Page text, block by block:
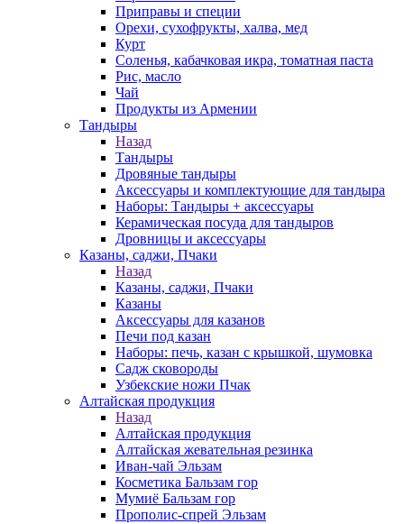
Приправы и специи
Орехи, сухофрукты, халва, мед
Курт
Соленья, кабачковая икра, томатная паста
Рис, масло
Чай
Продукты из Армении
Тандыры
Назад
Тандыры
Дровяные тандыры
Аксессуары и комплектующие для тандыра
Наборы: Тандыры + аксессуары
Керамическая посуда для тандыров
Дровницы и аксессуары
Казаны, саджи, Пчаки
Назад
Казаны, саджи, Пчаки
Казаны
Аксессуары для казанов
Печи под казан
Наборы: печь, казан с крышкой, шумовка
Садж сковороды
Узбекские ножи Пчак
Алтайская продукция
Назад
Алтайская продукция
Алтайская жевательная резинка
Иван-чай Эльзам
Косметика Бальзам гор
Мумиё Бальзам гор
Прополис-спрей Эльзам